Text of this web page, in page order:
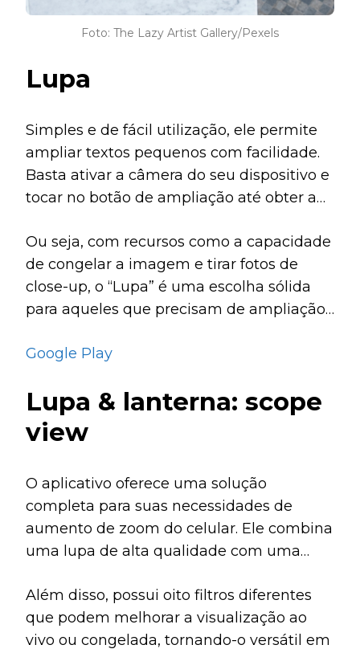
Foto: The Lazy Artist Gallery/Pexels
Lupa
Simples e de fácil utilização, ele permite
ampliar textos pequenos com facilidade.
Basta ativar a câmera do seu dispositivo e
tocar no botão de ampliação até obter a
Ou seja, com recursos como a capacidade
de congelar a imagem e tirar fotos de
close-up, o “Lupa” é uma escolha sólida
para aqueles que precisam de ampliação
Google Play
Lupa & lanterna: scope
view
O aplicativo oferece uma solução
completa para suas necessidades de
aumento de zoom do celular. Ele combina
uma lupa de alta qualidade com uma
Além disso, possui oito filtros diferentes
que podem melhorar a visualização ao
vivo ou congelada, tornando-o versátil em